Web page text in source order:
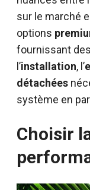
sur le marché
options
fournissant
l’installation, l’
détachées
système en
Choisir